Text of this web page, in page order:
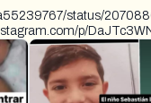
status/
p/